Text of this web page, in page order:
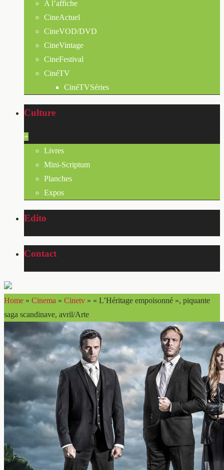
A l’affiche
CineActuel
CineVOD/DVD
CineVintage
CineFestival
CinéTV
CinéTVSéries
Culture
+
Livres
Mini-Scriptum
Planches
Expos
Edito
Contact
Home » Cinema » Cinetv » « L’Héritage empoisonné », piquante
saga scandinave, avril/Arte